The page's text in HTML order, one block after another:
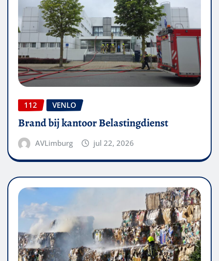
112 VENLO
Brand bij kantoor Belastingdienst
AVLimburg jul 22, 2026